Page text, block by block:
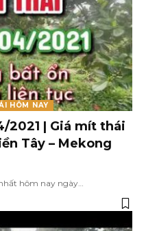
HÔM NAY
2021 | Giá mít thái
Tây – Mekong
hôm nay ngày…